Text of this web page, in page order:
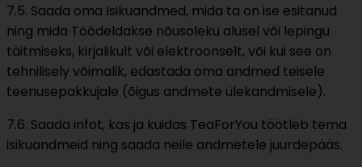
7.5. Saada oma Isikuandmed, mida ta on ise esitanud
ning mida Töödeldakse nõusoleku alusel või lepingu
täitmiseks, kirjalikult või elektroonselt, või kui see on
tehnilisely võimalik, edastada oma andmed teisele
teenusepakkujale (õigus andmete ülekandmisele).
7.6. Saada infot, kas ja kuidas TeaForYou töötleb tema
isikuandmeid ning saada neile andmetele juurdepääs.